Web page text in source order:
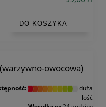
DO KOSZYKA
owocowa)
duża
ilość